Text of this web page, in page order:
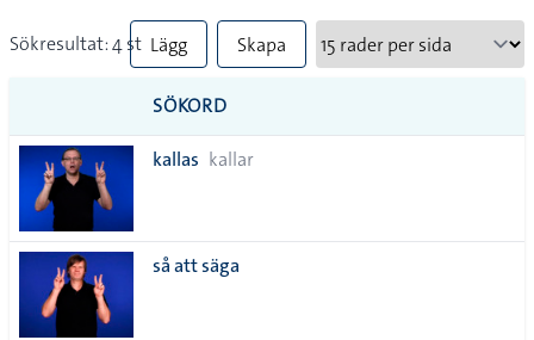
Sökresultat: 4 st Lägg
till
alla i
Skapa
SÖKORD
kallas kallar
så att säga